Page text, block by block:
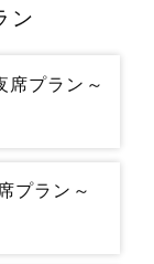
ン
プラン～
プラン～